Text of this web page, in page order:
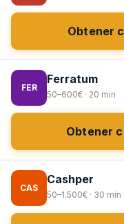
Obtener
FER
Ferratum
50–600€ · 20 min
Obtener
CAS
Cashper
50–1.500€ · 30 min